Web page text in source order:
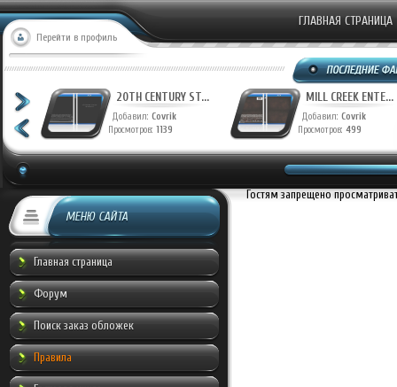
Перейти в профиль
ГЛАВНАЯ СТРАНИЦА
20TH CENTURY ST...
Добавил: Covrik
Просмотров: 1139
MILL CREEK ENTE...
Добавил: Covrik
Просмотров: 499
МЕНЮ САЙТА
Главная страница
Форум
Поиск заказ обложек
Правила
Гостям запрещено